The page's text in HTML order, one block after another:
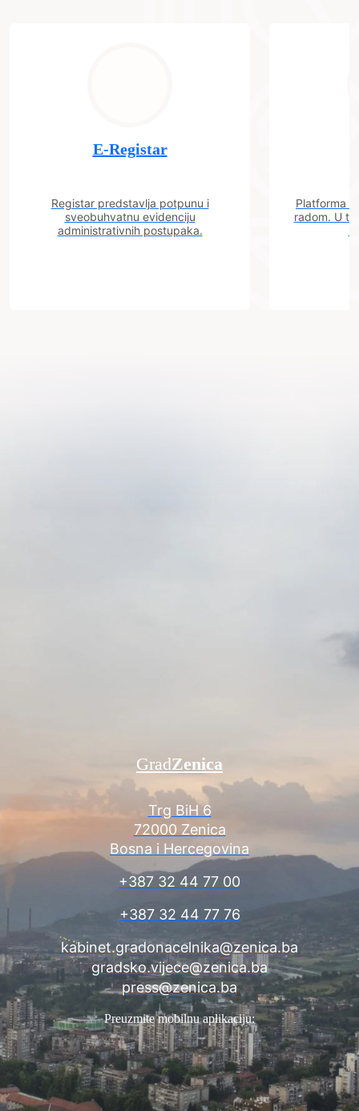
E-Registar
Registar predstavlja potpunu i
sveobuhvatnu evidenciju
administrativnih postupaka.
Platforma
radom. U
Trg BiH 6
72000 Zenica
Bosna i Hercegovina
+387 32 44 77 00
+387 32 44 77 76
kabinet.gradonacelnika@zenica.ba
gradsko.vijece@zenica.ba
press@zenica.ba
GradZenica
Preuzmite mobilnu aplikaciju: